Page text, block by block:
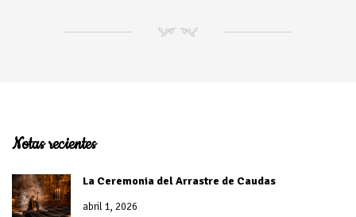
NM
Notas recientes
La Ceremonia del Arrastre de Caudas
abril 1, 2026